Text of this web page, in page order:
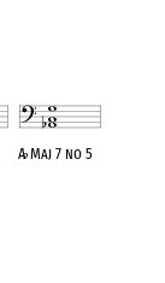
A♭Maj 7 no 5